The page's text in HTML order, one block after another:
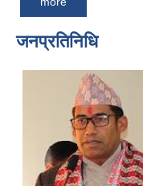
जनप्रतिनिधि